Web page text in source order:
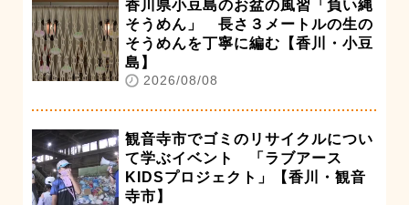
香川県小豆島のお盆の風習「負い縄
そうめん」 長さ３メートルの生の
そうめんを丁寧に編む【香川・小豆
島】
2026/08/08
観音寺市でゴミのリサイクルについ
て学ぶイベント 「ラブアース
KIDSプロジェクト」【香川・観音
寺市】